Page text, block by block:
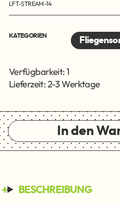
LFT-STREAM-14
KATEGORIEN
Verfügbarkeit: 1
Lieferzeit: 2-3 Werktage
In den
BESCHREIBUNG